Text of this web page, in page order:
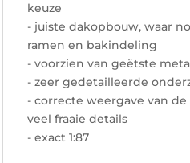
keuze
- juiste dakopbouw, waar
ramen en bakindeling
- voorzien van geëtste
- zeer gedetailleerde
- correcte weergave van
veel fraaie details
- exact 1:87